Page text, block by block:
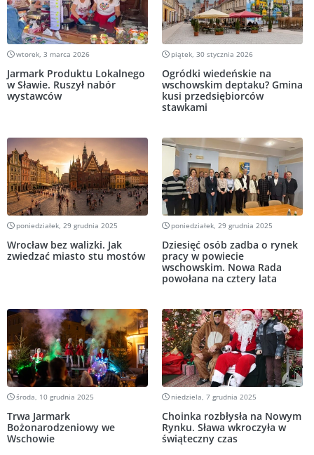
wtorek, 3 marca 2026
Jarmark Produktu Lokalnego
w Sławie. Ruszył nabór
wystawców
piątek, 30 stycznia 2026
Ogródki wiedeńskie na
wschowskim deptaku? Gmina
kusi przedsiębiorców
stawkami
poniedziałek, 29 grudnia 2025
Wrocław bez walizki. Jak
zwiedzać miasto stu mostów
poniedziałek, 29 grudnia 2025
Dziesięć osób zadba o rynek
pracy w powiecie
wschowskim. Nowa Rada
powołana na cztery lata
środa, 10 grudnia 2025
Trwa Jarmark
Bożonarodzeniowy we
Wschowie
niedziela, 7 grudnia 2025
Choinka rozbłysła na Nowym
Rynku. Sława wkroczyła w
świąteczny czas